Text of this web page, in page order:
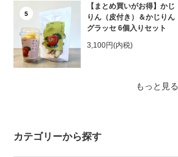
5
【まとめ買いがお得】かじ
りん（皮付き）＆かじりん
グラッセ 6個入りセット
3,100円(内税)
もっと見る
カテゴリーから探す